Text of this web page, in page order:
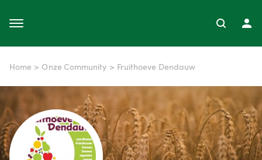
Home > Onze Community > Fruithoeve Dendauw